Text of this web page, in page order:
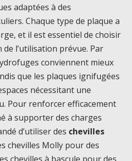
adaptées à des
Chaque type de plaque a
et il est essentiel de choisir
l’utilisation prévue. Par
conviennent mieux
que les plaques ignifugées
nécessitant une
Pour renforcer efficacement
à supporter des charges
d’utiliser des chevilles
chevilles Molly pour des